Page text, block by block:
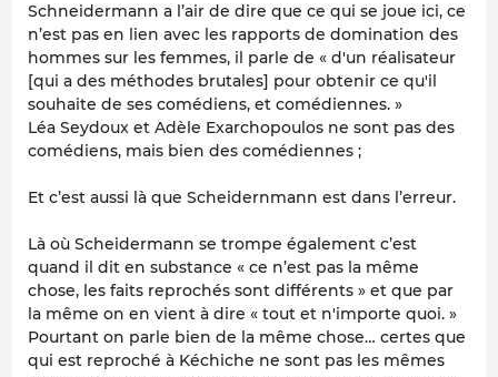
Schneidermann a l’air de dire que ce qui se joue ici, ce
n’est pas en lien avec les rapports de domination des
hommes sur les femmes, il parle de « d'un réalisateur
[qui a des méthodes brutales] pour obtenir ce qu'il
souhaite de ses comédiens, et comédiennes. »
Léa Seydoux et Adèle Exarchopoulos ne sont pas des
comédiens, mais bien des comédiennes ;
Et c’est aussi là que Scheidernmann est dans l’erreur.
Là où Scheidermann se trompe également c’est
quand il dit en substance « ce n’est pas la même
chose, les faits reprochés sont différents » et que par
la même on en vient à dire « tout et n'importe quoi. »
Pourtant on parle bien de la même chose… certes que
qui est reproché à Kéchiche ne sont pas les mêmes